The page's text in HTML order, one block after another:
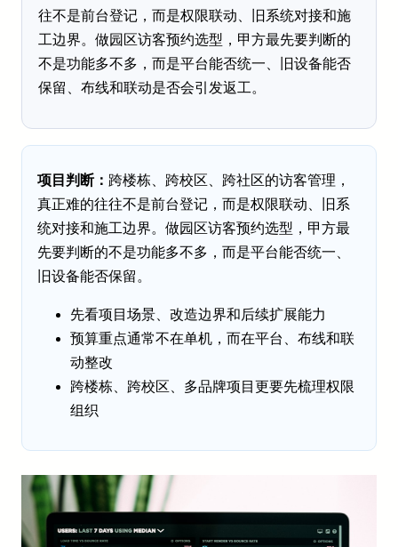
往不是前台登记，而是权限联动、旧系统对接和施
工边界。做园区访客预约选型，甲方最先要判断的
不是功能多不多，而是平台能否统一、旧设备能否
保留、布线和联动是否会引发返工。
项目判断： 跨楼栋、跨校区、跨社区的访客管理，
真正难的往往不是前台登记，而是权限联动、旧系
统对接和施工边界。做园区访客预约选型，甲方最
先要判断的不是功能多不多，而是平台能否统一、
旧设备能否保留。
先看项目场景、改造边界和后续扩展能力
预算重点通常不在单机，而在平台、布线和联
动整改
跨楼栋、跨校区、多品牌项目更要先梳理权限
组织